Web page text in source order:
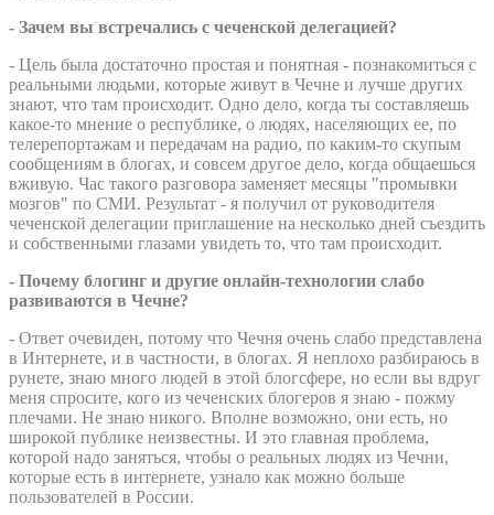
- Зачем вы встречались с чеченской делегацией?
- Цель была достаточно простая и понятная - познакомиться с
реальными людьми, которые живут в Чечне и лучше других
знают, что там происходит. Одно дело, когда ты составляешь
какое-то мнение о республике, о людях, населяющих ее, по
телерепортажам и передачам на радио, по каким-то скупым
сообщениям в блогах, и совсем другое дело, когда общаешься
вживую. Час такого разговора заменяет месяцы "промывки
мозгов" по СМИ. Результат - я получил от руководителя
чеченской делегации приглашение на несколько дней съездить
и собственными глазами увидеть то, что там происходит.
- Почему блогинг и другие онлайн-технологии слабо
развиваются в Чечне?
- Ответ очевиден, потому что Чечня очень слабо представлена
в Интернете, и в частности, в блогах. Я неплохо разбираюсь в
рунете, знаю много людей в этой блогсфере, но если вы вдруг
меня спросите, кого из чеченских блогеров я знаю - пожму
плечами. Не знаю никого. Вполне возможно, они есть, но
широкой публике неизвестны. И это главная проблема,
которой надо заняться, чтобы о реальных людях из Чечни,
которые есть в интернете, узнало как можно больше
пользователей в России.